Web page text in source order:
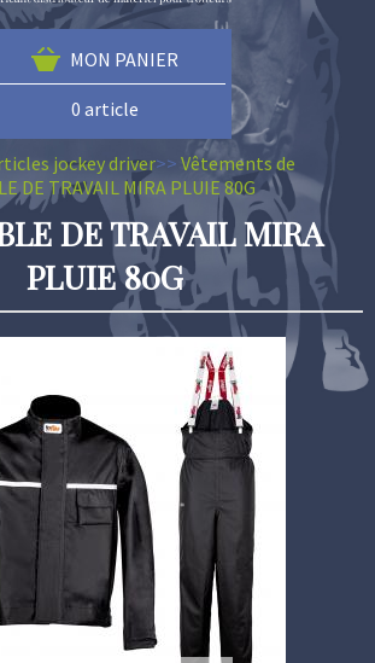
MON PANIER
0 article
jockey driver>> Vêtements de
DE TRAVAIL MIRA PLUIE 80G
DE TRAVAIL MIRA
PLUIE 80G